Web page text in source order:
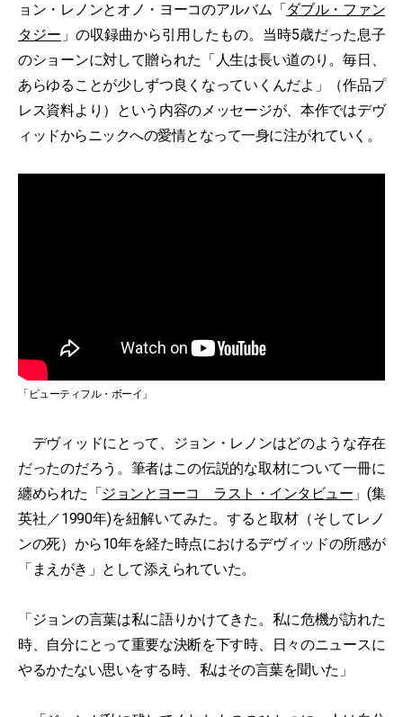
ョン・レノンとオノ・ヨーコのアルバム「ダブル・ファン
タジー 」の収録曲から引用したもの。当時5歳だった息子
のショーンに対して贈られた「人生は長い道のり。毎日、
あらゆることが少しずつ良くなっていくんだよ」（作品プ
レス資料より）という内容のメッセージが、本作ではデヴ
ィッドからニックへの愛情となって一身に注がれていく。
「ビューティフル・ボーイ」
デヴィッドにとって、ジョン・レノンはどのような存在
だったのだろう。筆者はこの伝説的な取材について一冊に
纏められた「ジョンとヨーコ ラスト・インタビュー 」(集
英社／1990年)を紐解いてみた。すると取材（そしてレノ
ンの死）から10年を経た時点におけるデヴィッドの所感が
「まえがき」として添えられていた。
「ジョンの言葉は私に語りかけてきた。私に危機が訪れた
時、自分にとって重要な決断を下す時、日々のニュースに
やるかたない思いをする時、私はその言葉を聞いた」